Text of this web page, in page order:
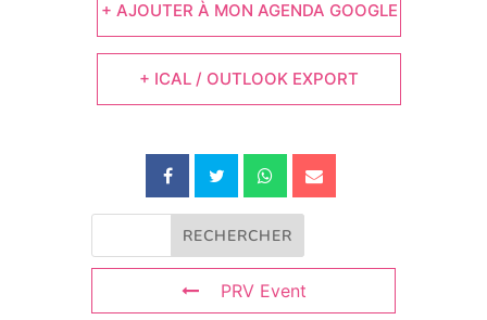
+ AJOUTER À MON AGENDA GOOGLE
+ ICAL / OUTLOOK EXPORT
PRV Event